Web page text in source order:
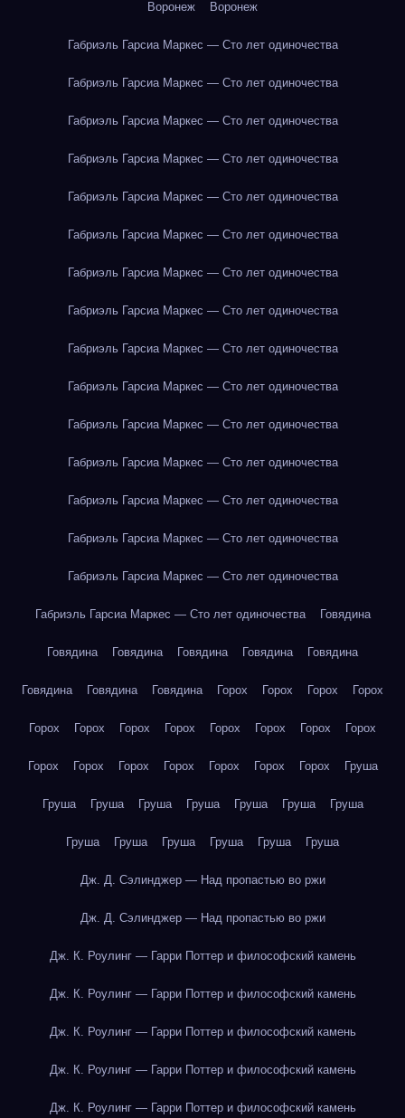
Воронеж Воронеж
Габриэль Гарсиа Маркес — Сто лет одиночества
Габриэль Гарсиа Маркес — Сто лет одиночества
Габриэль Гарсиа Маркес — Сто лет одиночества
Габриэль Гарсиа Маркес — Сто лет одиночества
Габриэль Гарсиа Маркес — Сто лет одиночества
Габриэль Гарсиа Маркес — Сто лет одиночества
Габриэль Гарсиа Маркес — Сто лет одиночества
Габриэль Гарсиа Маркес — Сто лет одиночества
Габриэль Гарсиа Маркес — Сто лет одиночества
Габриэль Гарсиа Маркес — Сто лет одиночества
Габриэль Гарсиа Маркес — Сто лет одиночества
Габриэль Гарсиа Маркес — Сто лет одиночества
Габриэль Гарсиа Маркес — Сто лет одиночества
Габриэль Гарсиа Маркес — Сто лет одиночества
Габриэль Гарсиа Маркес — Сто лет одиночества
Габриэль Гарсиа Маркес — Сто лет одиночества Говядина
Говядина Говядина Говядина Говядина Говядина
Говядина Говядина Говядина Горох Горох Горох Горох
Горох Горох Горох Горох Горох Горох Горох Горох
Горох Горох Горох Горох Горох Горох Горох Груша
Груша Груша Груша Груша Груша Груша Груша
Груша Груша Груша Груша Груша Груша
Дж. Д. Сэлинджер — Над пропастью во ржи
Дж. Д. Сэлинджер — Над пропастью во ржи
Дж. К. Роулинг — Гарри Поттер и философский камень
Дж. К. Роулинг — Гарри Поттер и философский камень
Дж. К. Роулинг — Гарри Поттер и философский камень
Дж. К. Роулинг — Гарри Поттер и философский камень
Дж. К. Роулинг — Гарри Поттер и философский камень